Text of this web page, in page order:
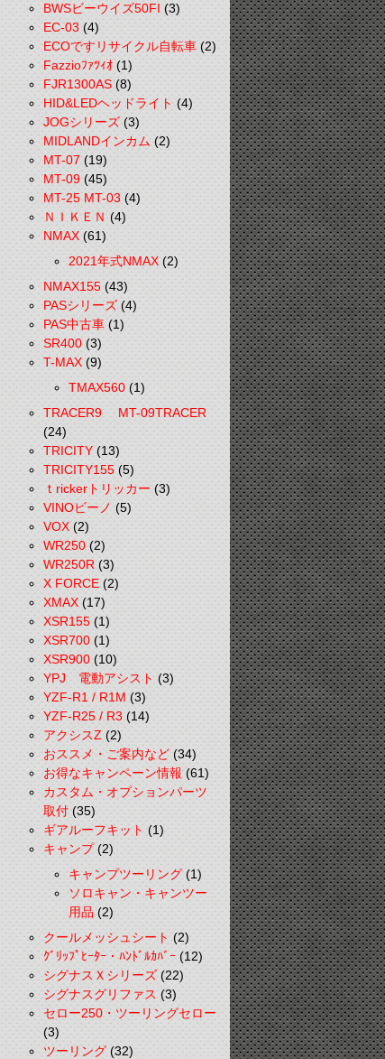
BWSビーウイズ50FI(3)
EC-03(4)
ECOですリサイクル自転車(2)
Fazzioﾌｧﾂｨｵ(1)
FJR1300AS(8)
HID&LEDヘッドライト(4)
JOGシリーズ(3)
MIDLANDインカム(2)
MT-07(19)
MT-09 (45)
MT-25 MT-03(4)
ＮＩＫＥＮ(4)
NMAX(61)
2021年式NMAX(2)
NMAX155(43)
PASシリーズ(4)
PAS中古車(1)
SR400(3)
T-MAX(9)
TMAX560(1)
TRACER9 MT-09TRACER
(24)
TRICITY(13)
TRICITY155(5)
ｔrickerトリッカー(3)
VINOビーノ(5)
VOX(2)
WR250(2)
WR250R(3)
X FORCE(2)
XMAX(17)
XSR155(1)
XSR700(1)
XSR900(10)
YPJ 電動アシスト(3)
YZF-R1 / R1M(3)
YZF-R25 / R3(14)
アクシスZ(2)
おススメ・ご案内など(34)
お得なキャンペーン情報(61)
カスタム・オプションパーツ
取付(35)
ギアルーフキット(1)
キャンプ(2)
キャンプツーリング(1)
ソロキャン・キャンツー
用品(2)
クールメッシュシート(2)
ｸﾞﾘｯﾌﾟﾋｰﾀｰ・ﾊﾝﾄﾞﾙｶﾊﾞｰ(12)
シグナスＸシリーズ(22)
シグナスグリファス(3)
セロー250・ツーリングセロー
(3)
ツーリング(32)